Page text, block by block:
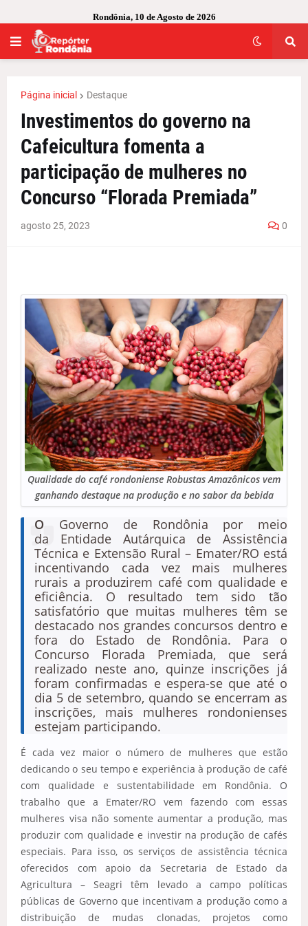
Rondônia, 10 de Agosto de 2026
Página inicial Destaque
Investimentos do governo na
Cafeicultura fomenta a
participação de mulheres no
Concurso “Florada Premiada”
agosto 25, 2023 0
Qualidade do café rondoniense Robustas Amazônicos vem
ganhando destaque na produção e no sabor da bebida
O Governo de Rondônia por meio
da Entidade Autárquica de Assistência
Técnica e Extensão Rural – Emater/RO está
incentivando cada vez mais mulheres
rurais a produzirem café com qualidade e
eficiência. O resultado tem sido tão
satisfatório que muitas mulheres têm se
destacado nos grandes concursos dentro e
fora do Estado de Rondônia. Para o
Concurso Florada Premiada, que será
realizado neste ano, quinze inscrições já
foram confirmadas e espera-se que até o
dia 5 de setembro, quando se encerram as
inscrições, mais mulheres rondonienses
estejam participando.
É cada vez maior o número de mulheres que estão
dedicando o seu tempo e experiência à produção de café
com qualidade e sustentabilidade em Rondônia. O
trabalho que a Emater/RO vem fazendo com essas
mulheres visa não somente aumentar a produção, mas
produzir com qualidade e investir na produção de cafés
especiais. Para isso, os serviços de assistência técnica
oferecidos com apoio da Secretaria de Estado da
Agricultura – Seagri têm levado a campo políticas
públicas de Governo que incentivam a produção como a
distribuição de mudas clonadas, projetos como